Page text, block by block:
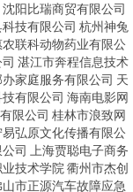
沈阳比瑞商贸有限公司
科技有限公司 杭州神兔
联科动物药业有限公
湛江市奔程信息技术
家庭服务有限公司 天
技有限公司 海南电影网
限公司 桂林市浪致网
弘原文化传播有限公
司
上海贾聪电子商务
技术学院 衢州市杰创
山市正源汽车故障应急